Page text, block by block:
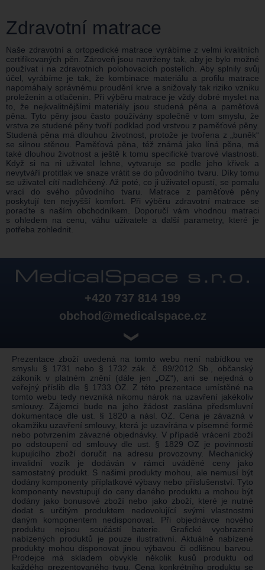
Zdravotní matrace
Naše zdravotní a ortopedické matrace vyrábíme z velmi kvalitních
certifikovaných pěn. Zároveň jsou navrženy tak, aby je bylo možné
používat i na zdravotních polohovacích postelích. Aby splnily svůj
účel, vyrábíme je tak, že kombinace materiálu a profilu matrace
napomáhaly správnému proudění krve a snižovaly tak riziko vzniku
proleženin a otlačenin. Při výběru matrace je vždy dobré myslet na
to, že nejkvalitnějšími materiály jsou studená pěna a paměťová
pěna. Tyto pěny jsou často používány společně v tom smyslu, že
vrstva ze studené pěny tvoří podklad pod vrstvou z paměťové pěny.
Studená pěna má dlouhou životnost, protože je tvořena z „buněk“
se silnou stěnou. Paměťová pěna, též známá jako líná pěna, má
také dlouhou životnost a ještě k tomu specifické tvarové vlastnosti.
Když si na ni uživatel lehne, vytvaruje se podle jeho křivek a
nevytváří protitlak ve snaze vrátit se do původního tvaru. Díky tomu
se uživatel cítí nadlehčený. Až poté, co ji uživatel opustí, se pomalu
vrací do svého původního tvaru. Matrace z paměťové pěny
poskytují ten nejvyšší komfort. Při výběru zdravotní matrace se
poraďte s naším obchodníkem. Doporučí vám vhodnou matraci
s ohledem na cenu, váhu uživatele a další parametry, které je
potřeba zohlednit.
+420 737 814 199
obchod@medicalspace.cz
❯
Prezentace zboží uvedená na tomto webu není nabídkou ve
smyslu § 1731 nebo § 1732 zák. č. 89/2012 Sb., občanský
zákoník v platném znění (dále jen „OZ“), ani se nejedná o
veřejný příslib dle § 1733 OZ. Z této prezentace umístěné na
tomto webu tedy nevzniká nikomu nárok na uzavření jakékoliv
smlouvy. Zájemci bude na jeho žádost zaslána předsmluvní
dokumentace dle ust. § 1820 a násl. OZ. Cena je závazná v
okamžiku uzavření smlouvy, která je uzavírána v písemné formě
nebo potvrzením závazné objednávky. V případě vrácení zboží
po odstoupení od smlouvy dle ust. § 1829 OZ je povinností
kupujícího zboží doručit na adresu provozovny. Mechanický
invalidní vozík je dodáván v rámci uváděné ceny jako
samostatný produkt. S našimi produkty mohou, ale nemusí být
dodány komponenty příplatkové výbavy nebo příslušenství. Tyto
komponenty nevstupují do ceny daného produktu a mohou být
dodány jako bonusové zboží nebo jako zboží, které je nutné
dodat s určitým produktem nedovolující svými vlastnostmi
daným komponentem nedisponovat. Při objednávce nového
produktu nejsou součástí baterie. Grafické vyobrazení
nabízených produktů je pouze ilustrativní. Aktuálně nabízené
produkty mohou disponovat jinou výbavou či odlišnou barvou.
Prodejce má skladem obvykle několik kusů produktu od
každého prezentovaného typu. Cena konkrétního produktu se